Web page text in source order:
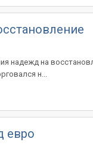
надежд на
н...
евро